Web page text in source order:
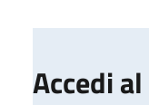
Accedi